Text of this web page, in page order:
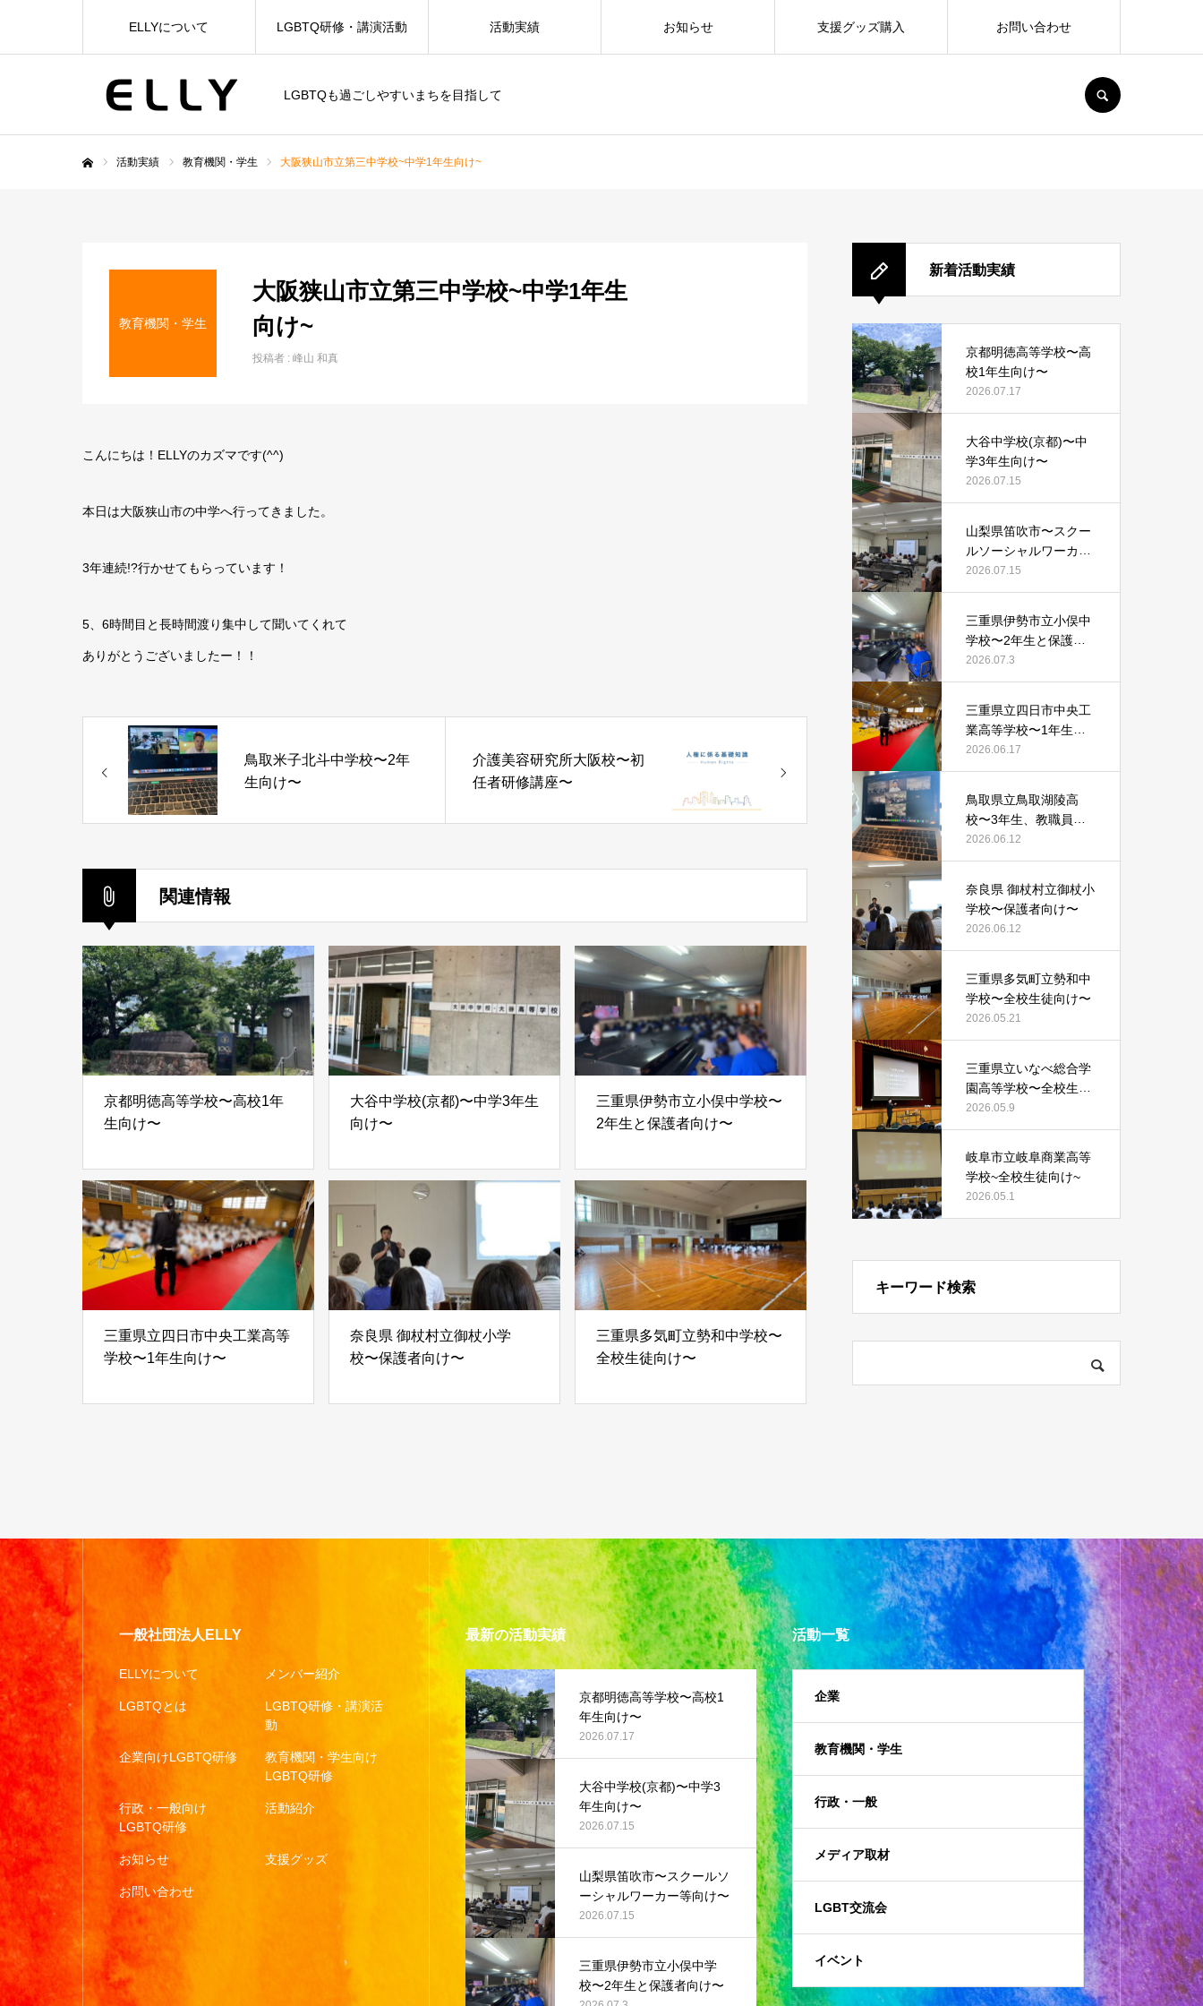
LGBTQも過ごしやすいまちを目指して
ELLYについて LGBTQ研修・講演活動 活動実績 お知らせ 支援グッズ購入 お問い合わせ
活動実績 教育機関・学生 大阪狭山市立第三中学校~中学1年生向け~
教育機関・学生
大阪狭山市立第三中学校~中学1年生
向け~
投稿者 : 峰山 和真
こんにちは！ELLYのカズマです(^^)
本日は大阪狭山市の中学へ行ってきました。
3年連続!?行かせてもらっています！
5、6時間目と長時間渡り集中して聞いてくれて
ありがとうございましたー！！
鳥取米子北斗中学校〜2年
生向け〜
介護美容研究所大阪校〜初
任者研修講座〜
関連情報
京都明徳高等学校〜高校1年
生向け〜
大谷中学校(京都)〜中学3年生
向け〜
三重県伊勢市立小俣中学校〜
2年生と保護者向け〜
三重県立四日市中央工業高等
学校〜1年生向け〜
奈良県 御杖村立御杖小学
校〜保護者向け〜
三重県多気町立勢和中学校〜
全校生徒向け〜
新着活動実績
京都明徳高等学校〜高
校1年生向け〜
2026.07.17
大谷中学校(京都)〜中
学3年生向け〜
2026.07.15
山梨県笛吹市〜スクー
ルソーシャルワーカー
等向け〜
2026.07.15
三重県伊勢市立小俣中
学校〜2年生と保護者
向け〜
2026.07.3
三重県立四日市中央工
業高等学校〜1年生向
け〜
2026.06.17
鳥取県立鳥取湖陵高
校〜3年生、教職員向
け〜
2026.06.12
奈良県 御杖村立御杖小
学校〜保護者向け〜
2026.06.12
三重県多気町立勢和中
学校〜全校生徒向け〜
2026.05.21
三重県立いなべ総合学
園高等学校〜全校生徒
向け〜
2026.05.9
岐阜市立岐阜商業高等
学校~全校生徒向け~
2026.05.1
キーワード検索
一般社団法人ELLY
ELLYについて メンバー紹介
LGBTQとは
LGBTQ研修・講演活
動
企業向けLGBTQ研修
教育機関・学生向け
LGBTQ研修
行政・一般向け
LGBTQ研修
活動紹介
お知らせ 支援グッズ
お問い合わせ
最新の活動実績
京都明徳高等学校〜高校1
年生向け〜
2026.07.17
大谷中学校(京都)〜中学3
年生向け〜
2026.07.15
山梨県笛吹市〜スクールソ
ーシャルワーカー等向け〜
2026.07.15
三重県伊勢市立小俣中学
校〜2年生と保護者向け〜
活動一覧
企業
教育機関・学生
行政・一般
メディア取材
LGBT交流会
イベント